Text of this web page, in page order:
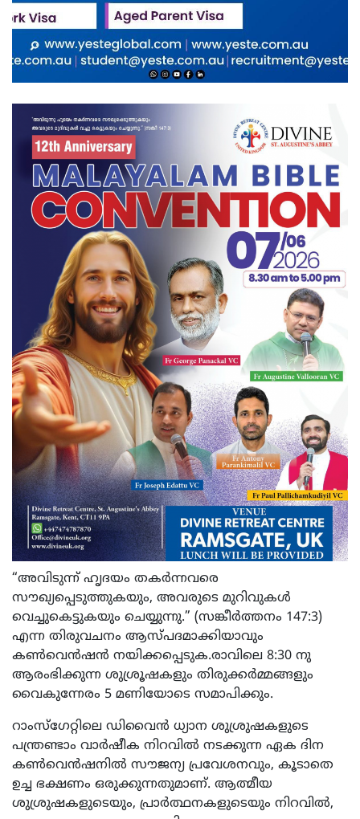
“അവിടുന്ന് ഹൃദയം തകർന്നവരെ
സൗഖ്യപ്പെടുത്തുകയും, അവരുടെ മുറിവുകൾ
വെച്ചുകെട്ടുകയും ചെയ്യുന്നു.” (സങ്കീർത്തനം 147:3)
എന്ന തിരുവചനം ആസ്പദമാക്കിയാവും
കൺവെൻഷൻ നയിക്കപ്പെടുക.രാവിലെ 8:30 നു
ആരംഭിക്കുന്ന ശുശ്രൂഷകളും തിരുക്കർമ്മങ്ങളും
വൈകുന്നേരം 5 മണിയോടെ സമാപിക്കും.
റാംസ്‌ഗേറ്റിലെ ഡിവൈൻ ധ്യാന ശുശ്രുഷകളുടെ
പന്ത്രണ്ടാം വാർഷീക നിറവിൽ നടക്കുന്ന ഏക ദിന
കൺവെൻഷനിൽ സൗജന്യ പ്രവേശനവും, കൂടാതെ
ഉച്ച ഭക്ഷണം ഒരുക്കുന്നതുമാണ്. ആത്മീയ
ശുശ്രുഷകളുടെയും, പ്രാർത്ഥനകളുടെയും നിറവിൽ,